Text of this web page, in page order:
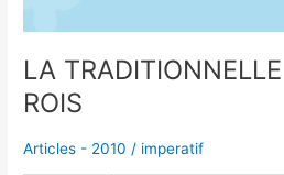
LA
ROIS
Articles - 2010 / imperatif